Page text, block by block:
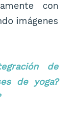
con
imágenes
de
de yoga?